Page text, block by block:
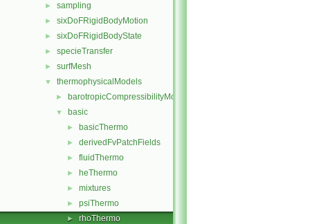
► sampling
► sixDoFRigidBodyMotion
► sixDoFRigidBodyState
► specieTransfer
► surfMesh
▼ thermophysicalModels
► barotropicCompressibilityModel
▼ basic
► basicThermo
► derivedFvPatchFields
► fluidThermo
► heThermo
► mixtures
► psiThermo
► rhoThermo